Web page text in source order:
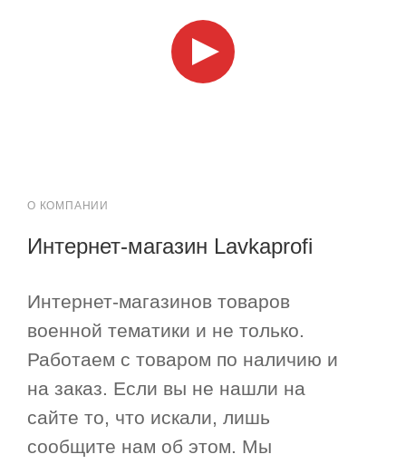
О КОМПАНИИ
Интернет-магазин Lavkaprofi
Интернет-магазинов товаров
военной тематики и не только.
Работаем с товаром по наличию и
на заказ. Если вы не нашли на
сайте то, что искали, лишь
сообщите нам об этом. Мы